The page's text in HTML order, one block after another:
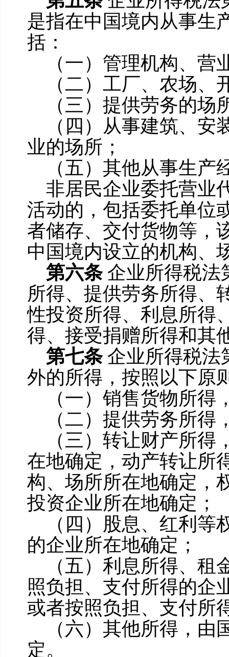
是指在中国境内从事生
括：
（一）管理机构、
（二）工厂、农场
（三）提供劳务的场
（四）从事建筑、
业的场所；
（五）其他从事生
非居民企业委托营业
活动的，包括委托单位
者储存、交付货物等，
中国境内设立的机构、
第六条 企业所得税法
所得、提供劳务所得、
性投资所得、利息所得
得、接受捐赠所得和其
第七条 企业所得税法
外的所得，按照以下原
（一）销售货物所
（二）提供劳务所
（三）转让财产所
在地确定，动产转让所
构、场所所在地确定，
投资企业所在地确定；
（四）股息、红利
的企业所在地确定；
（五）利息所得、
照负担、支付所得的企
或者按照负担、支付所
（六）其他所得，
定。